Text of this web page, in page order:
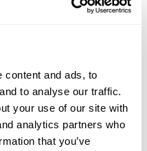
content and ads, to
to analyse our traffic.
your use of our site with
analytics partners who
that you’ve